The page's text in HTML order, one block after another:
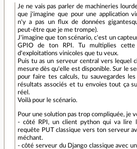
Je ne vais pas parler de machineries
que j'imagine que pour une application
n'y a pas un flux de données
peut-être que je me trompe).
J'imagine que ton scénario, c'est un
GPIO de ton RPI. Tu multiplies cette
d'exploitations vinicoles que tu veux.
Puis tu as un serveur central vers lequel
mesure dès qu'elle est disponible. Sur le
pour faire tes calculs, tu sauvegardes
résultats associés et tu envoies tout ça
réel.
Voilà pour le scénario.
Pour une solution pas trop compliquée, je
- côté RPI, un client python qui va lire
requête PUT classique vers ton serveur
méchant.
- côté serveur du Django classique avec